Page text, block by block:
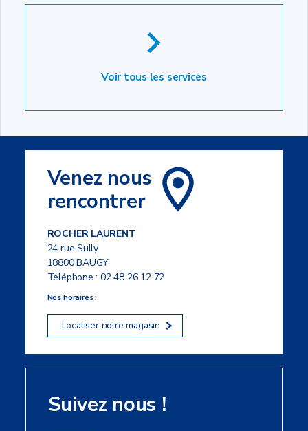
Voir tous les services
Venez nous
rencontrer
ROCHER LAURENT
24 rue Sully
18800 BAUGY
Téléphone :02 48 26 12 72
Nos horaires :
Localiser notre magasin
Suivez nous !